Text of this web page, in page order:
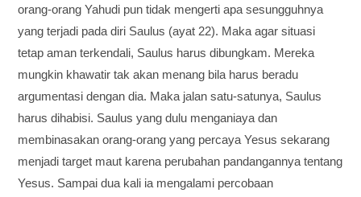
orang-orang Yahudi pun tidak mengerti apa sesungguhnya
yang terjadi pada diri Saulus (ayat 22). Maka agar situasi
tetap aman terkendali, Saulus harus dibungkam. Mereka
mungkin khawatir tak akan menang bila harus beradu
argumentasi dengan dia. Maka jalan satu-satunya, Saulus
harus dihabisi. Saulus yang dulu menganiaya dan
membinasakan orang-orang yang percaya Yesus sekarang
menjadi target maut karena perubahan pandangannya tentang
Yesus. Sampai dua kali ia mengalami percobaan